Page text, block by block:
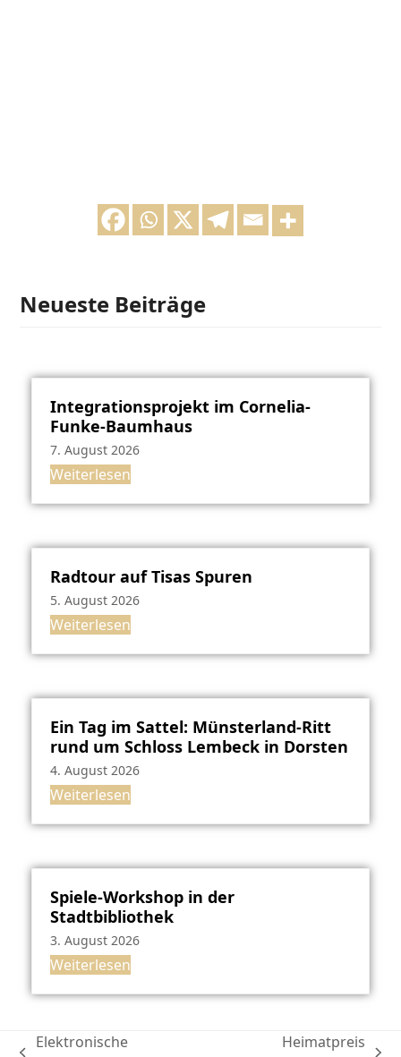
Neueste Beiträge
Integrationsprojekt im Cornelia-
Funke-Baumhaus
7. August 2026
Weiterlesen
Radtour auf Tisas Spuren
5. August 2026
Weiterlesen
Ein Tag im Sattel: Münsterland-Ritt
rund um Schloss Lembeck in Dorsten
4. August 2026
Weiterlesen
Spiele-Workshop in der
Stadtbibliothek
3. August 2026
Weiterlesen
Elektronische
Heimatpreis